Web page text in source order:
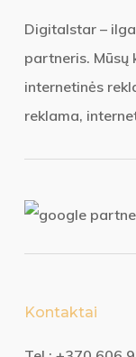
Digitalstar –
partneris.
internetinės
reklama,
Kontaktai